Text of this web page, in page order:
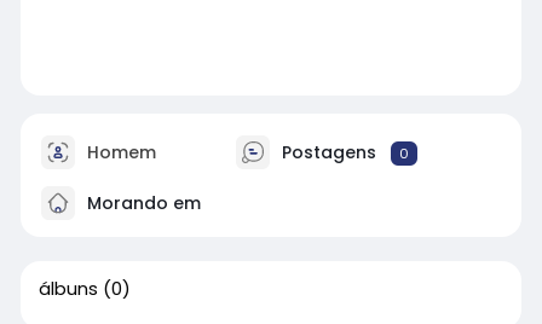
Homem Postagens 0
Morando em
álbuns (0)